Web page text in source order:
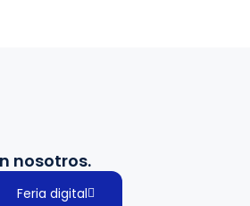
nosotros.
Feria digital